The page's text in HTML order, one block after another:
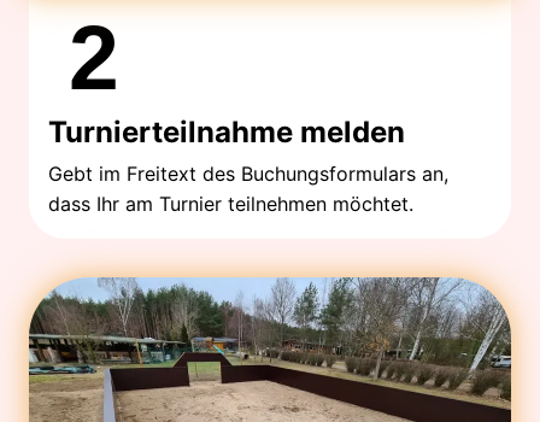
2
Turnierteilnahme melden
Gebt im Freitext des Buchungsformulars an,
dass Ihr am Turnier teilnehmen möchtet.